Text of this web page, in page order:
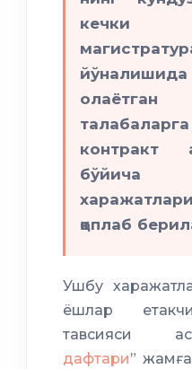
кечки
контракт
қоплаб
Ушбу
ёшлар
тавсияси
дафтари”